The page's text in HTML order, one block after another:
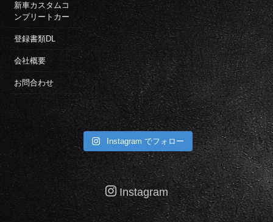
新車カスタムコ
ンプリートカー
登録書類DL
会社概要
お問合わせ
Instagram でフォロー
Instagram